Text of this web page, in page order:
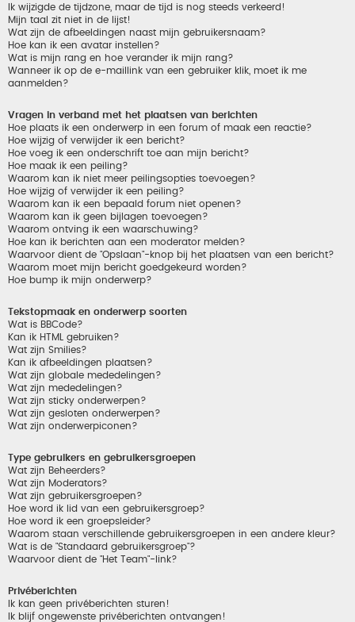
Ik wijzigde de tijdzone, maar de tijd is nog steeds verkeerd!
Mijn taal zit niet in de lijst!
Wat zijn de afbeeldingen naast mijn gebruikersnaam?
Hoe kan ik een avatar instellen?
Wat is mijn rang en hoe verander ik mijn rang?
Wanneer ik op de e-maillink van een gebruiker klik, moet ik me
aanmelden?
Vragen in verband met het plaatsen van berichten
Hoe plaats ik een onderwerp in een forum of maak een reactie?
Hoe wijzig of verwijder ik een bericht?
Hoe voeg ik een onderschrift toe aan mijn bericht?
Hoe maak ik een peiling?
Waarom kan ik niet meer peilingsopties toevoegen?
Hoe wijzig of verwijder ik een peiling?
Waarom kan ik een bepaald forum niet openen?
Waarom kan ik geen bijlagen toevoegen?
Waarom ontving ik een waarschuwing?
Hoe kan ik berichten aan een moderator melden?
Waarvoor dient de "Opslaan"-knop bij het plaatsen van een bericht?
Waarom moet mijn bericht goedgekeurd worden?
Hoe bump ik mijn onderwerp?
Tekstopmaak en onderwerp soorten
Wat is BBCode?
Kan ik HTML gebruiken?
Wat zijn Smilies?
Kan ik afbeeldingen plaatsen?
Wat zijn globale mededelingen?
Wat zijn mededelingen?
Wat zijn sticky onderwerpen?
Wat zijn gesloten onderwerpen?
Wat zijn onderwerpiconen?
Type gebruikers en gebruikersgroepen
Wat zijn Beheerders?
Wat zijn Moderators?
Wat zijn gebruikersgroepen?
Hoe word ik lid van een gebruikersgroep?
Hoe word ik een groepsleider?
Waarom staan verschillende gebruikersgroepen in een andere kleur?
Wat is de "Standaard gebruikersgroep"?
Waarvoor dient de "Het Team"-link?
Privéberichten
Ik kan geen privéberichten sturen!
Ik blijf ongewenste privéberichten ontvangen!